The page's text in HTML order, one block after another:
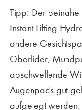
Tipp: Der beinahe
Instant Lifting
andere
Oberlider,
abschwellende
Augenpads gut
aufgelegt werden.
©Friseur